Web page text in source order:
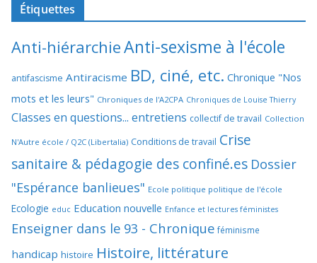
Étiquettes
Anti-hiérarchieAnti-sexisme à l'école
antifascisme Antiracisme BD, ciné, etc. Chronique "Nos
mots et les leurs" Chroniques de l'A2CPA Chroniques de Louise Thierry
Classes en questions... entretiens collectif de travail Collection
N'Autre école / Q2C (Libertalia) Conditions de travail Crise
sanitaire & pédagogie des confiné.es Dossier
"Espérance banlieues" Ecole politique politique de l'école
Ecologie educ Education nouvelle Enfance et lectures féministes
Enseigner dans le 93 - Chronique féminisme
handicap histoire Histoire, littérature